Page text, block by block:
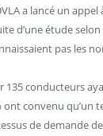
a lancé un
d’une étude
pas les
135 conducteurs
ont convenu qu’un
de demande